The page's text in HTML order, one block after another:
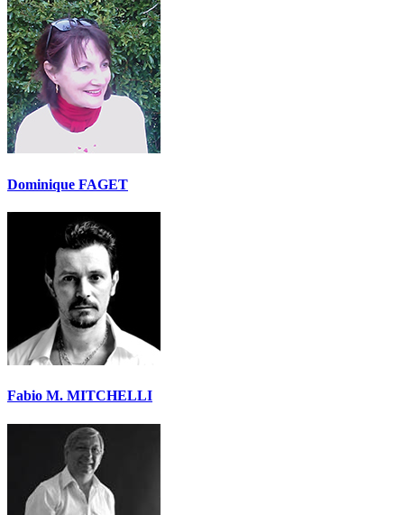
Dominique FAGET
Fabio M. MITCHELLI